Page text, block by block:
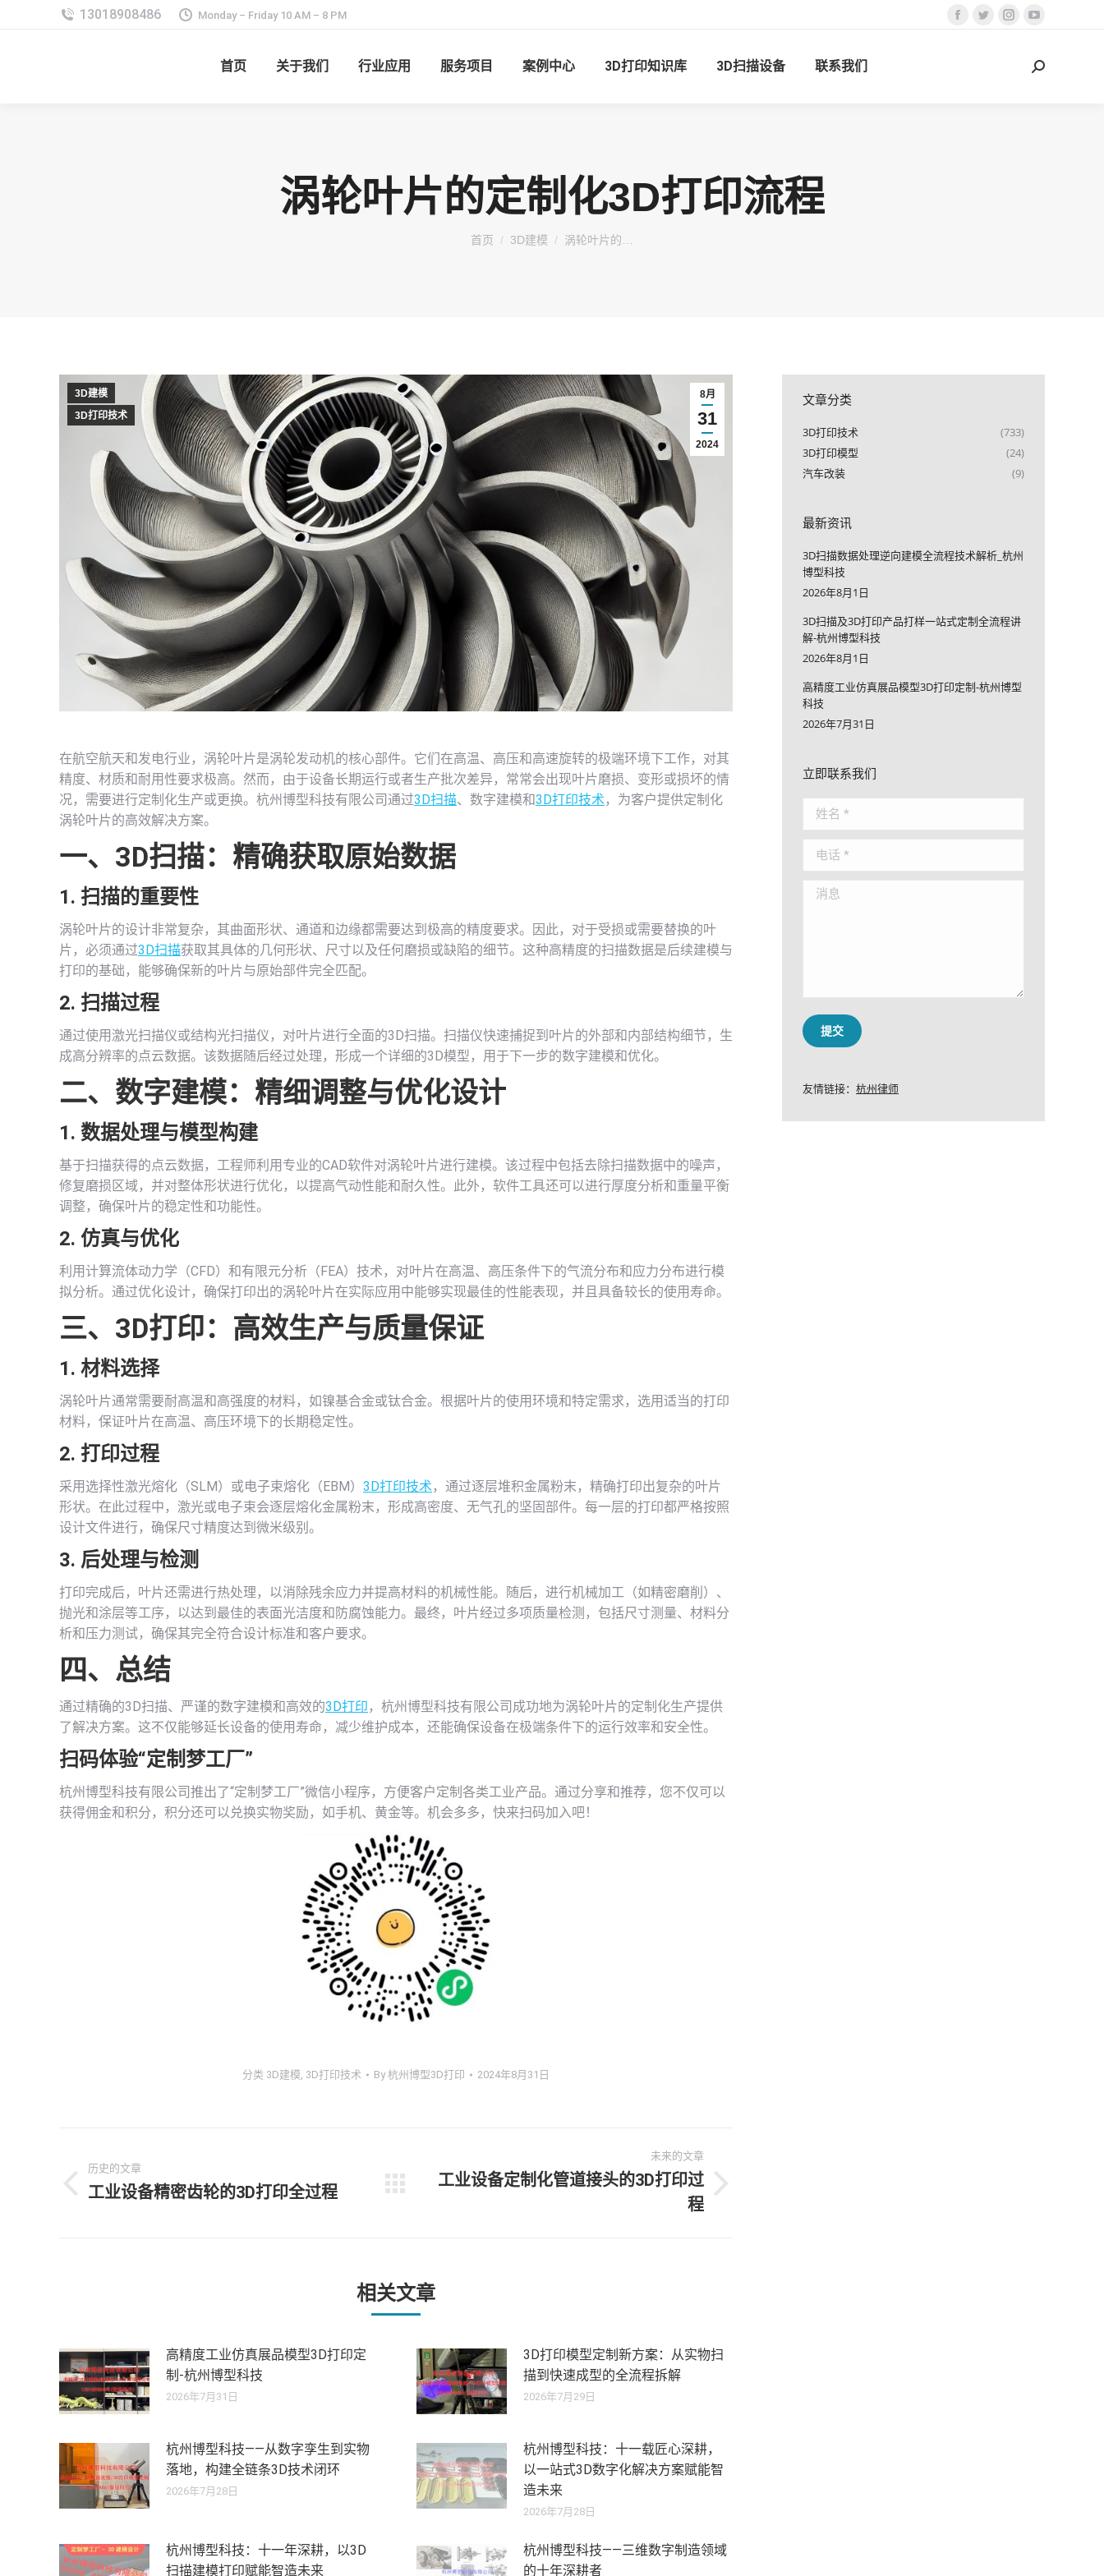
Monday – Friday 10 AM – 8 PM
Facebook
TwitterInstagram
在
首页 关于我们 行业应用 服务项目 案例中心 3D打印知识库 3D扫描设备 联系我们
搜
涡轮叶片的定制化3D打印流程
您在这里：
首页 3D建模 涡轮叶片的…
8月
31
2024
3D建模
3D打印技术
在航空航天和发电行业，涡轮叶片是涡轮发动机的核心部件。它们在高温、高压和高速旋转的极端环境下工作，对其
精度、材质和耐用性要求极高。然而，由于设备长期运行或者生产批次差异，常常会出现叶片磨损、变形或损坏的情
况，需要进行定制化生产或更换。杭州博型科技有限公司通过3D扫描、数字建模和3D打印技术，为客户提供定制化
涡轮叶片的高效解决方案。
一、 3D扫描：精确获取原始数据
1. 扫描的重要性
涡轮叶片的设计非常复杂，其曲面形状、通道和边缘都需要达到极高的精度要求。因此，对于受损或需要替换的叶
片，必须通过3D扫描获取其具体的几何形状、尺寸以及任何磨损或缺陷的细节。这种高精度的扫描数据是后续建模与
打印的基础，能够确保新的叶片与原始部件完全匹配。
2. 扫描过程
通过使用激光扫描仪或结构光扫描仪，对叶片进行全面的3D扫描。扫描仪快速捕捉到叶片的外部和内部结构细节，生
成高分辨率的点云数据。该数据随后经过处理，形成一个详细的3D模型，用于下一步的数字建模和优化。
二、数字建模：精细调整与优化设计
1. 数据处理与模型构建
基于扫描获得的点云数据，工程师利用专业的CAD软件对涡轮叶片进行建模。该过程中包括去除扫描数据中的噪声，
修复磨损区域，并对整体形状进行优化，以提高气动性能和耐久性。此外，软件工具还可以进行厚度分析和重量平衡
调整，确保叶片的稳定性和功能性。
2. 仿真与优化
利用计算流体动力学（CFD）和有限元分析（FEA）技术，对叶片在高温、高压条件下的气流分布和应力分布进行模
拟分析。通过优化设计，确保打印出的涡轮叶片在实际应用中能够实现最佳的性能表现，并且具备较长的使用寿命。
三、 3D打印：高效生产与质量保证
1. 材料选择
涡轮叶片通常需要耐高温和高强度的材料，如镍基合金或钛合金。根据叶片的使用环境和特定需求，选用适当的打印
材料，保证叶片在高温、高压环境下的长期稳定性。
2. 打印过程
采用选择性激光熔化（SLM）或电子束熔化（EBM） 3D打印技术，通过逐层堆积金属粉末，精确打印出复杂的叶片
形状。在此过程中，激光或电子束会逐层熔化金属粉末，形成高密度、无气孔的坚固部件。每一层的打印都严格按照
设计文件进行，确保尺寸精度达到微米级别。
3. 后处理与检测
打印完成后，叶片还需进行热处理，以消除残余应力并提高材料的机械性能。随后，进行机械加工（如精密磨削）、
抛光和涂层等工序，以达到最佳的表面光洁度和防腐蚀能力。最终，叶片经过多项质量检测，包括尺寸测量、材料分
析和压力测试，确保其完全符合设计标准和客户要求。
四、总结
通过精确的3D扫描、严谨的数字建模和高效的3D打印 ，杭州博型科技有限公司成功地为涡轮叶片的定制化生产提供
了解决方案。这不仅能够延长设备的使用寿命，减少维护成本，还能确保设备在极端条件下的运行效率和安全性。
扫码体验“定制梦工厂”
杭州博型科技有限公司推出了“定制梦工厂”微信小程序，方便客户定制各类工业产品。通过分享和推荐，您不仅可以
获得佣金和积分，积分还可以兑换实物奖励，如手机、黄金等。机会多多，快来扫码加入吧！
分类 3D建模, 3D打印技术 By杭州博型3D打印 2024年8月31日
章
历史的文章
历
工业设备精密齿轮的3D打印全过程
未来的文章
工业设备定制化管道接头的3D打印过
程
相关文章
高精度工业仿真展品模型3D打印定
制-杭州博型科技
2026年7月31日
3D打印模型定制新方案：从实物扫
描到快速成型的全流程拆解
2026年7月29日
杭州博型科技——从数字孪生到实物
落地，构建全链条3D技术闭环
2026年7月28日
杭州博型科技：十一载匠心深耕，
以一站式3D数字化解决方案赋能智
造未来
2026年7月28日
杭州博型科技：十一年深耕，以3D
扫描建模打印赋能智造未来
杭州博型科技——三维数字制造领域
的十年深耕者
文章分类
3D打印技术
(733)
3D打印模型
(24)
汽车改装
(9)
最新资讯
3D扫描数据处理逆向建模全流程技术解析_杭州
博型科技
2026年8月1日
3D扫描及3D打印产品打样一站式定制全流程讲
解-杭州博型科技
2026年8月1日
高精度工业仿真展品模型3D打印定制-杭州博型
科技
2026年7月31日
立即联系我们
姓名 *
电话 *
消息
提交
友情链接： 杭州律师